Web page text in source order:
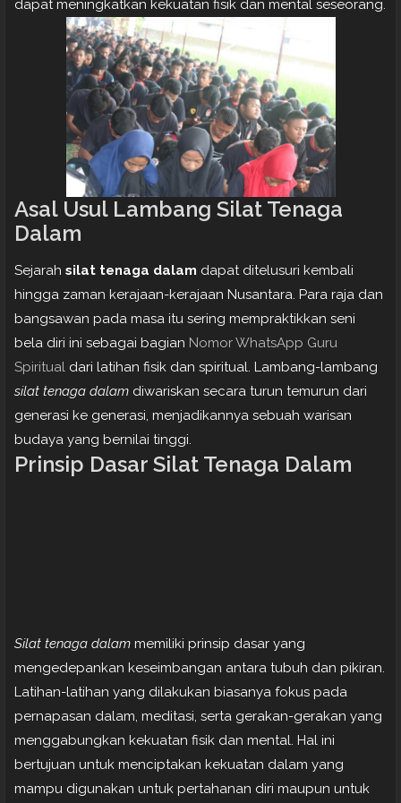
dapat meningkatkan kekuatan fisik dan mental seseorang.
Asal Usul Lambang Silat Tenaga
Dalam
Sejarah silat tenaga dalam dapat ditelusuri kembali
hingga zaman kerajaan-kerajaan Nusantara. Para raja dan
bangsawan pada masa itu sering mempraktikkan seni
bela diri ini sebagai bagian Nomor WhatsApp Guru
Spiritual dari latihan fisik dan spiritual. Lambang-lambang
silat tenaga dalam diwariskan secara turun temurun dari
generasi ke generasi, menjadikannya sebuah warisan
budaya yang bernilai tinggi.
Prinsip Dasar Silat Tenaga Dalam
Silat tenaga dalam memiliki prinsip dasar yang
mengedepankan keseimbangan antara tubuh dan pikiran.
Latihan-latihan yang dilakukan biasanya fokus pada
pernapasan dalam, meditasi, serta gerakan-gerakan yang
menggabungkan kekuatan fisik dan mental. Hal ini
bertujuan untuk menciptakan kekuatan dalam yang
mampu digunakan untuk pertahanan diri maupun untuk